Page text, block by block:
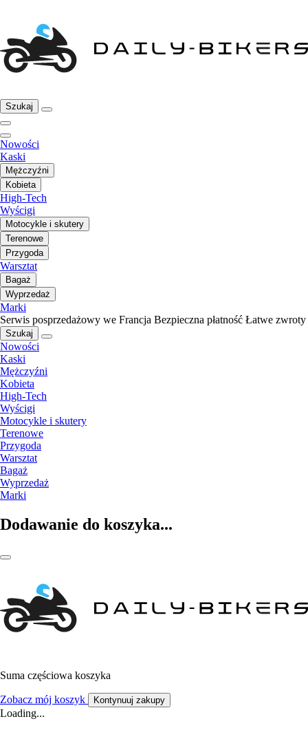
Szukaj
Nowości
Kaski
Mężczyźni
Kobieta
High-Tech
Wyścigi
Motocykle i skutery
Terenowe
Przygoda
Warsztat
Bagaż
Wyprzedaż
Marki
Serwis posprzedażowy we Francja Bezpieczna płatność Łatwe zwroty
Szukaj
Nowości
Kaski
Mężczyźni
Kobieta
High-Tech
Wyścigi
Motocykle i skutery
Terenowe
Przygoda
Warsztat
Bagaż
Wyprzedaż
Marki
Dodawanie do koszyka...
Suma częściowa koszyka
Zobacz mój koszyk Kontynuuj zakupy
Loading...